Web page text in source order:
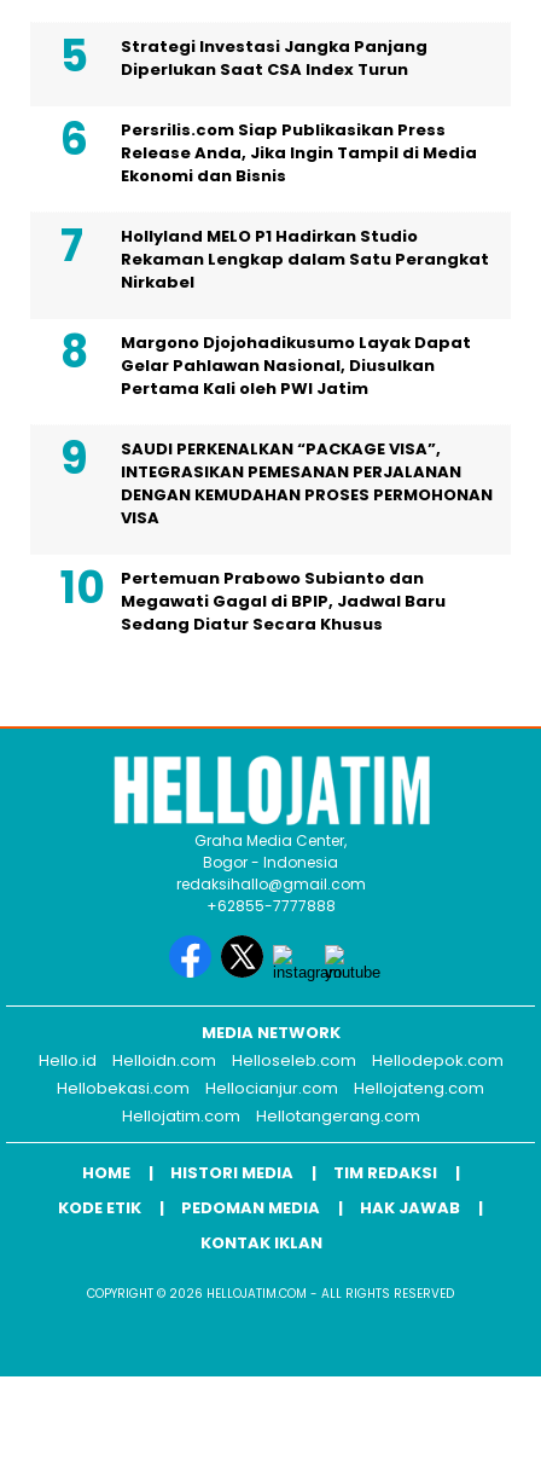
Strategi Investasi Jangka Panjang
Diperlukan Saat CSA Index Turun
Persrilis.com Siap Publikasikan Press
Release Anda, Jika Ingin Tampil di Media
Ekonomi dan Bisnis
Hollyland MELO P1 Hadirkan Studio
Rekaman Lengkap dalam Satu Perangkat
Nirkabel
Margono Djojohadikusumo Layak Dapat
Gelar Pahlawan Nasional, Diusulkan
Pertama Kali oleh PWI Jatim
SAUDI PERKENALKAN “PACKAGE VISA”,
INTEGRASIKAN PEMESANAN PERJALANAN
DENGAN KEMUDAHAN PROSES PERMOHONAN
VISA
Pertemuan Prabowo Subianto dan
Megawati Gagal di BPIP, Jadwal Baru
Sedang Diatur Secara Khusus
Graha Media Center,
Bogor - Indonesia
redaksihallo@gmail.com
+62855-7777888
MEDIA NETWORK
Hello.id
Helloidn.com Helloseleb.com
Hellodepok.com
Hellobekasi.com
Hellocianjur.com
Hellojateng.com
Hellojatim.com
Hellotangerang.com
HOME HISTORI MEDIA
TIM REDAKSI
KODE ETIK
PEDOMAN MEDIA
HAK JAWAB
KONTAK IKLAN
COPYRIGHT © 2026 HELLOJATIM.COM - ALL RIGHTS RESERVED